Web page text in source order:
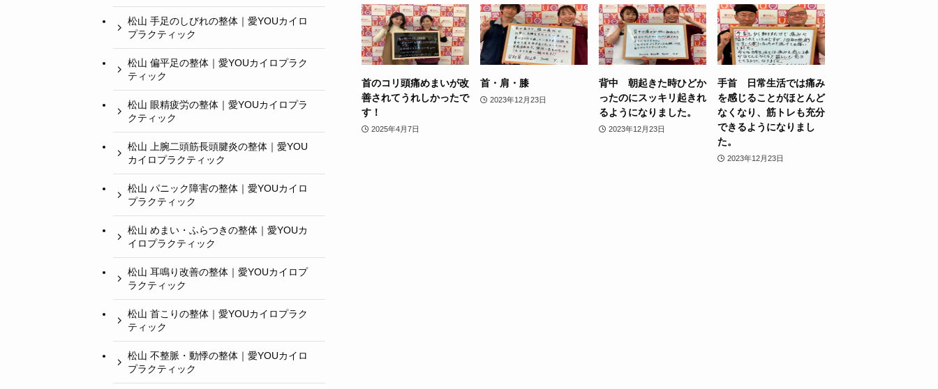
首のコリ頭痛めまいが改
善されてうれしかったで
す！
2025年4月7日
首・肩・膝
2023年12月23日
背中 朝起きた時ひどか
ったのにスッキリ起きれ
るようになりました。
2023年12月23日
手首 日常生活では痛み
を感じることがほとんど
なくなり、筋トレも充分
できるようになりまし
た。
2023年12月23日
松山 手足のしびれの整体｜愛YOUカイロ
プラクティック
松山 偏平足の整体｜愛YOUカイロプラク
ティック
松山 眼精疲労の整体｜愛YOUカイロプラ
クティック
松山 上腕二頭筋長頭腱炎の整体｜愛YOU
カイロプラクティック
松山 パニック障害の整体｜愛YOUカイロ
プラクティック
松山 めまい・ふらつきの整体｜愛YOUカ
イロプラクティック
松山 耳鳴り改善の整体｜愛YOUカイロプ
ラクティック
松山 首こりの整体｜愛YOUカイロプラク
ティック
松山 不整脈・動悸の整体｜愛YOUカイロ
プラクティック